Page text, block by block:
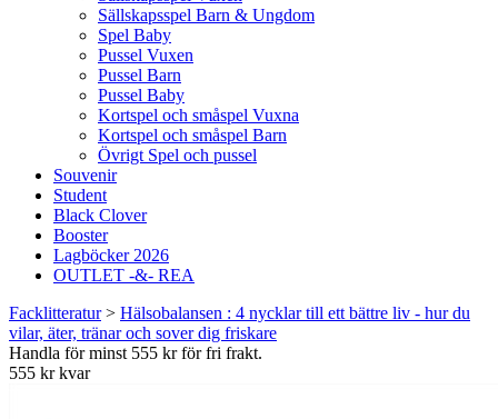
Sällskapsspel Barn & Ungdom
Spel Baby
Pussel Vuxen
Pussel Barn
Pussel Baby
Kortspel och småspel Vuxna
Kortspel och småspel Barn
Övrigt Spel och pussel
Souvenir
Student
Black Clover
Booster
Lagböcker 2026
OUTLET -&- REA
Facklitteratur> Hälsobalansen : 4 nycklar till ett bättre liv - hur du
vilar, äter, tränar och sover dig friskare
Handla för minst 555 kr för fri frakt.
555 kr kvar